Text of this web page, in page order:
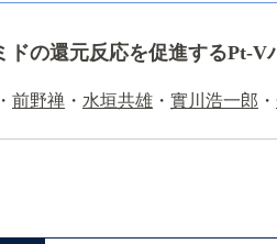
ドの還元反応を促進するPt-V
・ 前野禅 ・ 水垣共雄 ・ 實川浩一郎 ・